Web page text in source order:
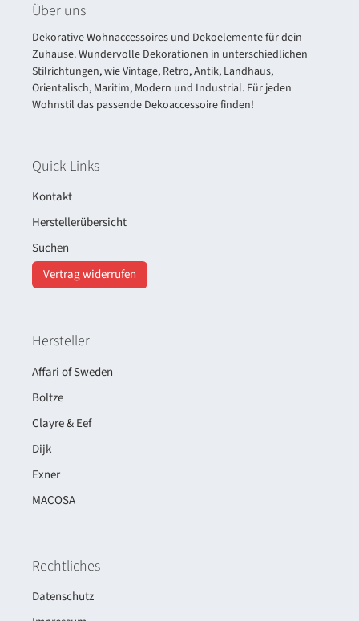
Über uns
Dekorative Wohnaccessoires und Dekoelemente für dein
Zuhause. Wundervolle Dekorationen in unterschiedlichen
Stilrichtungen, wie Vintage, Retro, Antik, Landhaus,
Orientalisch, Maritim, Modern und Industrial. Für jeden
Wohnstil das passende Dekoaccessoire finden!
Quick-Links
Kontakt
Herstellerübersicht
Suchen
Vertrag widerrufen
Hersteller
Affari of Sweden
Boltze
Clayre & Eef
Dijk
Exner
MACOSA
Rechtliches
Datenschutz